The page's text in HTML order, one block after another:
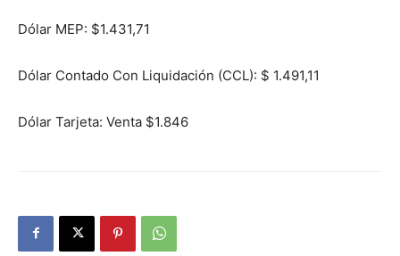
Dólar MEP: $1.431,71
Dólar Contado Con Liquidación (CCL): $ 1.491,11
Dólar Tarjeta: Venta $1.846